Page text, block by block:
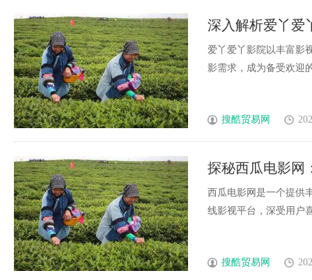
深入解析爱丫爱
享
爱丫爱丫影院以丰富影
影需求，成为备受欢迎
搜酷贸易网
探秘西瓜电影网
西瓜电影网是一个提供
线影视平台，深受用户
搜酷贸易网